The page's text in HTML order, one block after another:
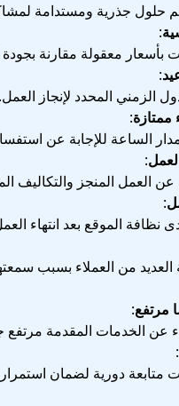
حلول جذرية ومستدامة
:
بأسعار معقولة مقارنة
:
الزمني المحدد لإنجاز العمل.
:
الساعة للإجابة عن
:
العمل المنجز والتكاليف
:
نظافة الموقع بعد انتهاء
من العملاء بسبب
مرتفع:
عن الخدمات المقدمة مرتفع
:
متابعة دورية لضمان